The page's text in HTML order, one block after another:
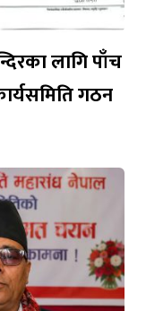
लागि पाँच
गठन